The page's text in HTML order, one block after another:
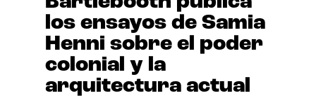
los ensayos de Samia
Henni sobre el poder
colonial y la
arquitectura actual